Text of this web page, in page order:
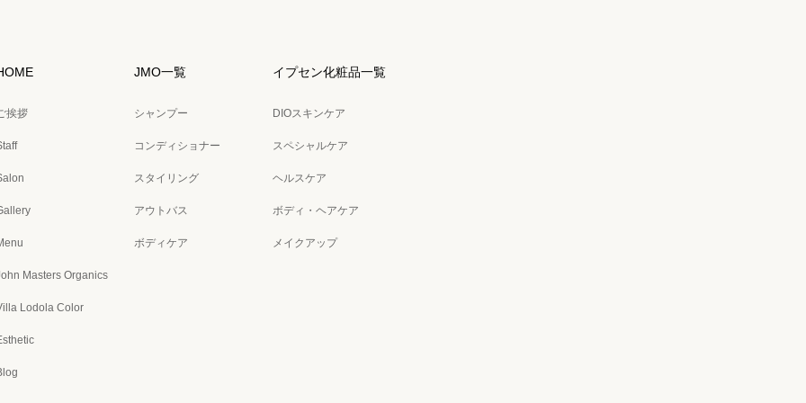
挨拶
Masters Organics
Lodola Color
JMO一覧
シャンプー
コンディショナー
スタイリング
アウトバス
ボディケア
イプセン化粧品一覧
DIOスキンケア
スペシャルケア
ヘルスケア
ボディ・ヘアケア
メイクアップ